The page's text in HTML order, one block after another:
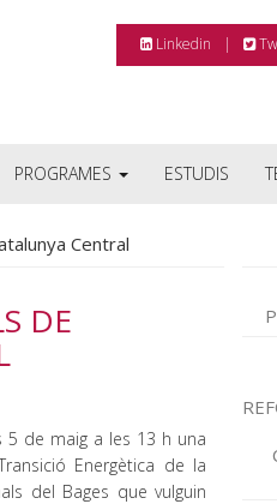
Linkedin
PROGRAMES ESTUDIS
Central
DE
5 de maig a les 13 h una
Energètica de la
del Bages que vulguin